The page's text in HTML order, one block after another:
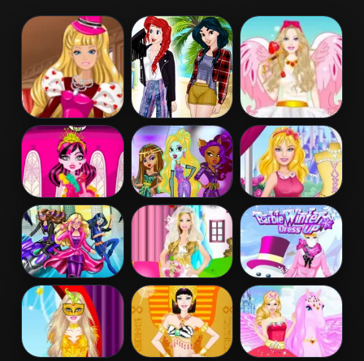
Barbie's
Valentine's
Patchwork
Dress
Princess
Coachella Style
Dress 1
Barbie Love
Dress Up
Draculaura
Princess Dress
Up
Princess Vs
Monster
Supermodel
Battle
Disney Princess
Design
Barbara Spy
Squad Dress up
Barbie Bride
Dress Up
Barbie Winter
Dress Up